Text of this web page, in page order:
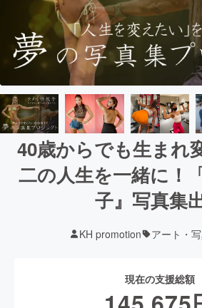
40歳からでも生まれ
二の人生を一緒に！
子』写真集
KH promotion アート・
現在の支援総額